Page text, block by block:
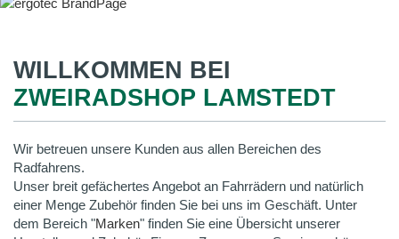
WILLKOMMEN BEI
ZWEIRADSHOP LAMSTEDT
Wir betreuen unsere Kunden aus allen Bereichen des
Radfahrens.
Unser breit gefächertes Angebot an Fahrrädern und natürlich
einer Menge Zubehör finden Sie bei uns im Geschäft. Unter
dem Bereich "Marken" finden Sie eine Übersicht unserer